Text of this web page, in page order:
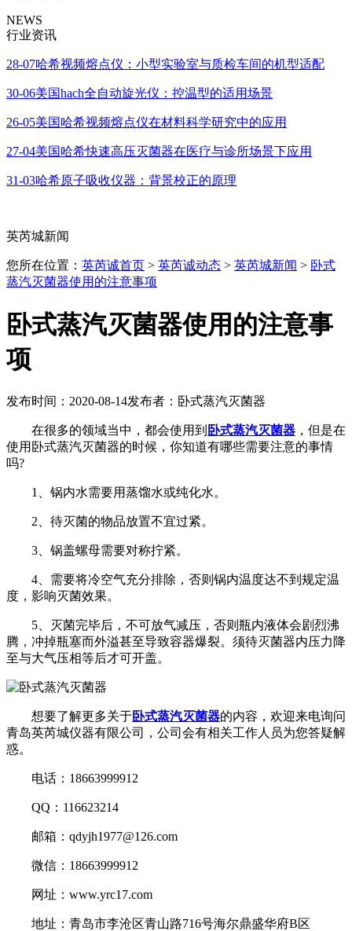
NEWS
行业资讯
28-07哈希视频熔点仪：小型实验室与质检车间的机型适配
30-06美国hach全自动旋光仪：控温型的适用场景
26-05美国哈希视频熔点仪在材料科学研究中的应用
27-04美国哈希快速高压灭菌器在医疗与诊所场景下应用
31-03哈希原子吸收仪器：背景校正的原理
英芮城新闻
您所在位置： 英芮诚首页 > 英芮诚动态 > 英芮城新闻 > 卧式
蒸汽灭菌器使用的注意事项
卧式蒸汽灭菌器使用的注意事
项
发布时间：2020-08-14发布者：卧式蒸汽灭菌器
在很多的领域当中，都会使用到 卧式蒸汽灭菌器 ，但是在
使用卧式蒸汽灭菌器的时候，你知道有哪些需要注意的事情
吗?
1、锅内水需要用蒸馏水或纯化水。
2、待灭菌的物品放置不宜过紧。
3、锅盖螺母需要对称拧紧。
4、需要将冷空气充分排除，否则锅内温度达不到规定温
度，影响灭菌效果。
5、灭菌完毕后，不可放气减压，否则瓶内液体会剧烈沸
腾，冲掉瓶塞而外溢甚至导致容器爆裂。须待灭菌器内压力降
至与大气压相等后才可开盖。
想要了解更多关于卧式蒸汽灭菌器的内容，欢迎来电询问
青岛英芮城仪器有限公司，公司会有相关工作人员为您答疑解
惑。
电话：18663999912
QQ：116623214
邮箱：qdyjh1977@126.com
微信：18663999912
网址：www.yrc17.com
地址：青岛市李沧区青山路716号海尔鼎盛华府B区